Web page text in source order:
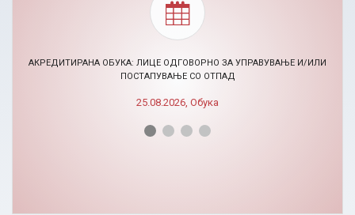
АКРЕДИТИРАНА ОБУКА: ЛИЦЕ ОДГОВОРНО ЗА УПРАВУВАЊЕ И/ИЛИ
ПОСТАПУВАЊЕ СО ОТПАД
25.08.2026, Обука